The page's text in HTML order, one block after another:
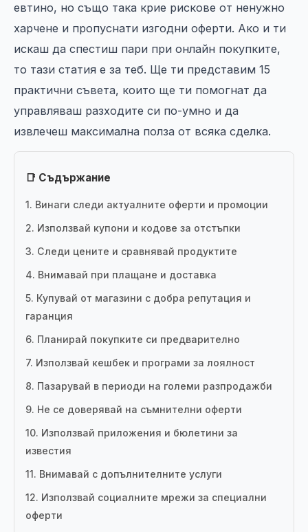
евтино, но също така крие рискове от ненужно
харчене и пропуснати изгодни оферти. Ако и ти
искаш да спестиш пари при онлайн покупките,
то тази статия е за теб. Ще ти представим 15
практични съвета, които ще ти помогнат да
управляваш разходите си по-умно и да
извлечеш максимална полза от всяка сделка.
📑 Съдържание
1. Винаги следи актуалните оферти и промоции
2. Използвай купони и кодове за отстъпки
3. Следи цените и сравнявай продуктите
4. Внимавай при плащане и доставка
5. Купувай от магазини с добра репутация и
гаранция
6. Планирай покупките си предварително
7. Използвай кешбек и програми за лоялност
8. Пазарувай в периоди на големи разпродажби
9. Не се доверявай на съмнителни оферти
10. Използвай приложения и бюлетини за
известия
11. Внимавай с допълнителните услуги
12. Използвай социалните мрежи за специални
оферти